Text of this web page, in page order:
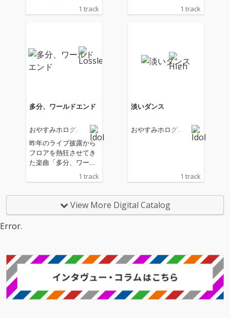
MOON CLUB」からの
ミルが中心となって制
作された曲で主に歌詞
をカナミルが、作曲を
た面が伺える。
1 track 1 track
多分、ワールドエンド
おやすみホログラ
昨年のライブ披露から
フロアを熱狂させてき
た楽曲「多分、ワール
リース。 オガワ、カナ
ューアンセム。
1 track
淡いダンス
おやすみホログラ
1 track
View More Digital Catalog
Error.